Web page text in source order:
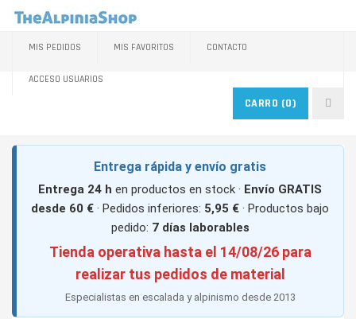
MIS PEDIDOS MIS FAVORITOS CONTACTO
ACCESO USUARIOS
CARRO (0)
Entrega rápida y envío gratis
Entrega 24 h en productos en stock · Envío GRATIS
desde 60 € · Pedidos inferiores: 5,95 € · Productos bajo
pedido: 7 días laborables
Tienda operativa hasta el 14/08/26 para
realizar tus pedidos de material
Especialistas en escalada y alpinismo desde 2013